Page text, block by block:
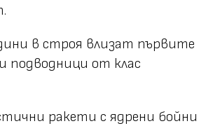
в строя влизат първите
подводници от клас
ракети с ядрени бойни